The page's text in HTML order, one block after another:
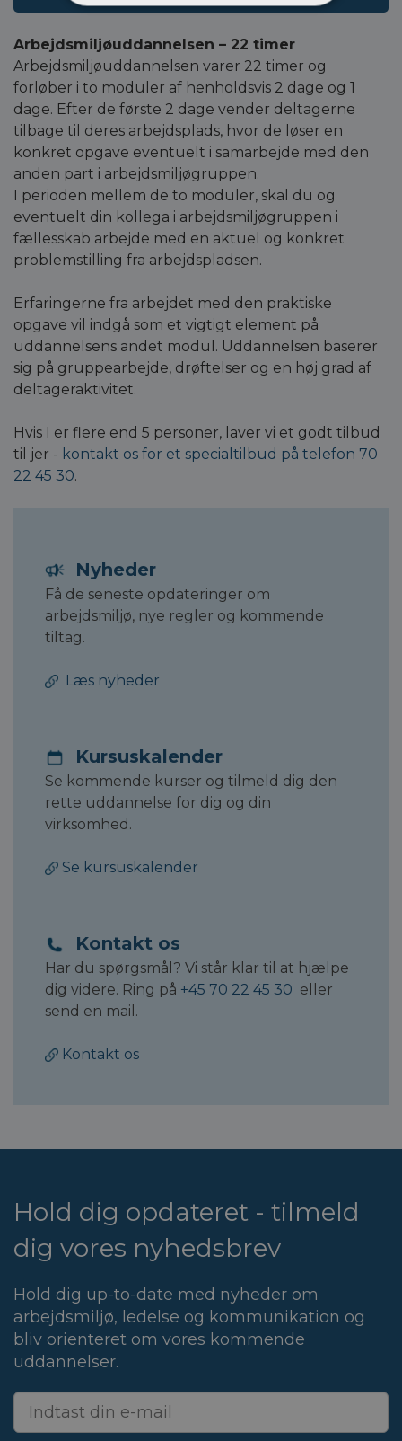
Arbejdsmiljøuddannelsen – 22 timer
Arbejdsmiljøuddannelsen varer 22 timer og
forløber i to moduler af henholdsvis 2 dage og 1
dage. Efter de første 2 dage vender deltagerne
tilbage til deres arbejdsplads, hvor de løser en
konkret opgave eventuelt i samarbejde med den
anden part i arbejdsmiljøgruppen.
I perioden mellem de to moduler, skal du og
eventuelt din kollega i arbejdsmiljøgruppen i
fællesskab arbejde med en aktuel og konkret
problemstilling fra arbejdspladsen.
Erfaringerne fra arbejdet med den praktiske
opgave vil indgå som et vigtigt element på
uddannelsens andet modul. Uddannelsen baserer
sig på gruppearbejde, drøftelser og en høj grad af
deltageraktivitet.
Hvis I er flere end 5 personer, laver vi et godt tilbud
til jer - kontakt os for et specialtilbud på telefon 70
22 45 30.
Nyheder
Få de seneste opdateringer om
arbejdsmiljø, nye regler og kommende
tiltag.
Læs nyheder
Kursuskalender
Se kommende kurser og tilmeld dig den
rette uddannelse for dig og din
virksomhed.
Se kursuskalender
Kontakt os
Har du spørgsmål? Vi står klar til at hjælpe
dig videre. Ring på +45 70 22 45 30 eller
send en mail.
Kontakt os
Hold dig opdateret - tilmeld
dig vores nyhedsbrev
Hold dig up-to-date med nyheder om
arbejdsmiljø, ledelse og kommunikation og
bliv orienteret om vores kommende
uddannelser.